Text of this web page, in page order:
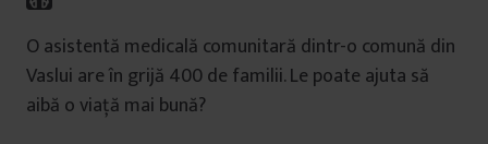
O asistentă medicală comunitară dintr-o comună din
Vaslui are în grijă 400 de familii. Le poate ajuta să
aibă o viață mai bună?